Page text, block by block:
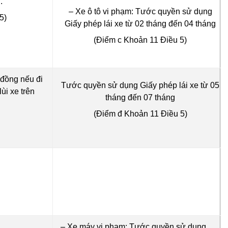
– Xe ô tô vi phạm: Tước quyền sử dụng
Giấy phép lái xe từ 02 tháng đến 04 tháng
(Điểm c Khoản 11 Điều 5)
nếu đi
xe trên
Tước quyền sử dụng Giấy phép lái xe từ 05
tháng đến 07 tháng
(Điểm đ Khoản 11 Điều 5)